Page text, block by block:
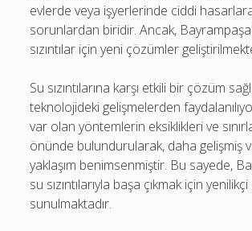
evlerde veya işyerlerinde ciddi
sorunlardan biridir. Ancak,
sızıntılar için yeni çözümler
Su sızıntılarına karşı etkili bir çözüm
teknolojideki gelişmelerden
var olan yöntemlerin eksiklikleri ve
önünde bulundurularak, daha gelişmiş
yaklaşım benimsenmiştir. Bu sayede,
su sızıntılarıyla başa çıkmak için
sunulmaktadır.